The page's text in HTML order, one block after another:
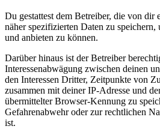
Du gestattest dem Betreiber, die von dir
näher spezifizierten Daten zu speichern,
und anbieten zu können.
Darüber hinaus ist der Betreiber
Interessenabwägung zwischen deinen
den Interessen Dritter, Zeitpunkte von
zusammen mit deiner IP-Adresse und
übermittelter Browser-Kennung zu
Gefahrenabwehr oder zur rechtlichen
ist.